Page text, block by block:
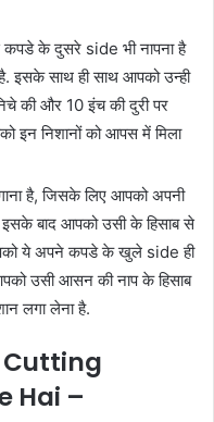
कपडे के दुसरे side भी नापना है
इसके साथ ही साथ आपको उन्ही
की और 10 इंच की दुरी पर
इन निशानों को आपस में मिला
है, जिसके लिए आपको अपनी
बाद आपको उसी के हिसाब से
ये अपने कपडे के खुले side ही
उसी आसन की नाप के हिसाब
लगा लेना है.
Cutting
Hai –